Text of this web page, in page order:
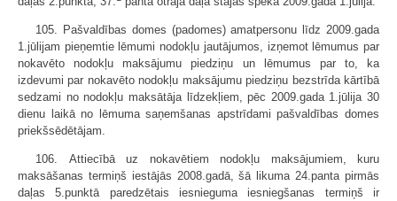
105. Pašvaldības domes (padomes) amatpersonu līdz 2009.gada
1.jūlijam pieņemtie lēmumi nodokļu jautājumos, izņemot lēmumus par
nokavēto nodokļu maksājumu piedziņu un lēmumus par to, ka
izdevumi par nokavēto nodokļu maksājumu piedziņu bezstrīda kārtībā
sedzami no nodokļu maksātāja līdzekļiem, pēc 2009.gada 1.jūlija 30
dienu laikā no lēmuma saņemšanas apstrīdami pašvaldības domes
priekšsēdētājam.
106. Attiecībā uz nokavētiem nodokļu maksājumiem, kuru
maksāšanas termiņš iestājās 2008.gadā, šā likuma 24.panta pirmās
daļas 5.punktā paredzētais iesnieguma iesniegšanas termiņš ir